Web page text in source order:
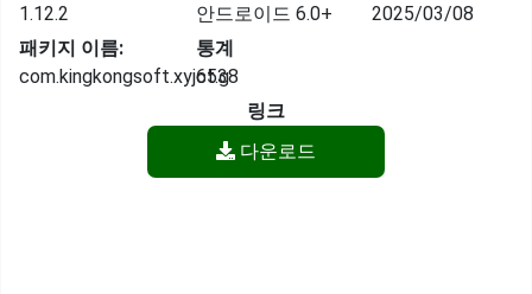
1.12.2
안드로이드 6.0+
2025/03/08
패키지 이름:
com.kingkongsoft.xyjct.g
통계
6538
링크
다운로드